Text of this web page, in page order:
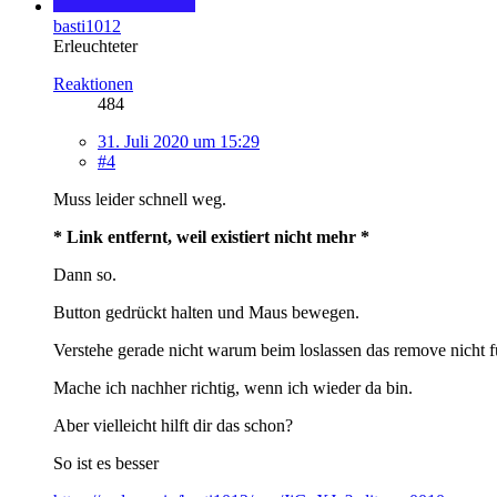
basti1012
Erleuchteter
Reaktionen
484
31. Juli 2020 um 15:29
#4
Muss leider schnell weg.
* Link entfernt, weil existiert nicht mehr *
Dann so.
Button gedrückt halten und Maus bewegen.
Verstehe gerade nicht warum beim loslassen das remove nicht
Mache ich nachher richtig, wenn ich wieder da bin.
Aber vielleicht hilft dir das schon?
So ist es besser